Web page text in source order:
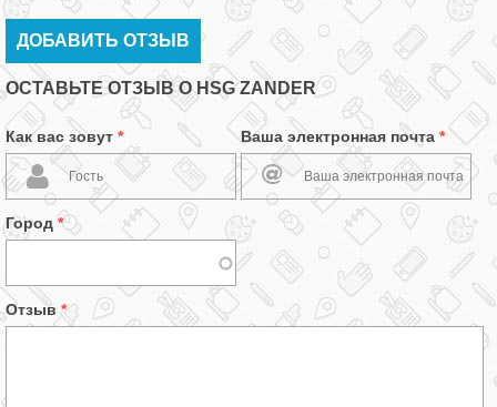
ДОБАВИТЬ ОТЗЫВ
ОСТАВЬТЕ ОТЗЫВ О HSG ZANDER
Как вас зовут * Ваша электронная почта *
Город *
Отзыв *